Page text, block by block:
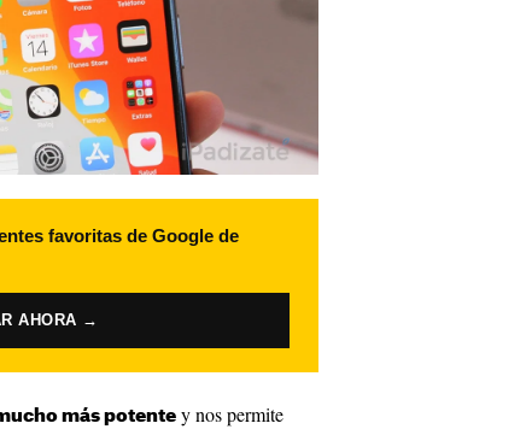
favoritas de Google de
AHORA →
más potente y nos permite